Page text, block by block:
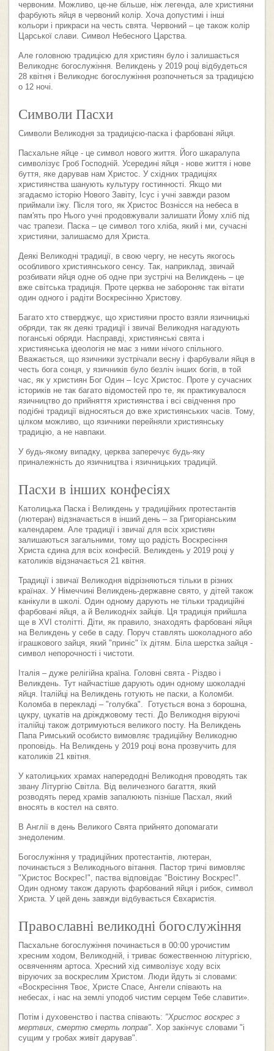
червоним. Можливо, це-не більше, ніж легенда, але християни
фарбують яйця в червоний колір. Хоча допустимі і інші
кольори і прикраси на честь свята. Червоний – це також колір
Царської слави. Символ Небесного Царства.
Але головною традицією для християн було і залишається
Великоднє богослужіння. Великдень у 2019 році відбудеться
28 квітня і Великоднє богослужіння розпочнеться за традицією
о 12 ночі.
Символи Пасхи
Символи Великодня за традицією-паска і фарбовані яйця.
Пасхальне яйце - це символ нового життя. Його шкаралупа
символізує Гроб Господній. Усередині яйця - нове життя і нове
буття, яке дарував нам Христос. У східних традиціях
християнства шанують культуру гостинності. Якщо ми
згадаємо історію Нового Завіту, Ісус і учні завжди разом
приймали їжу. Після того, як Христос Вознісся на небеса в
пам'ять про Нього учні продовжували залишати Йому хліб під
час трапези. Паска – це символ того хліба, який і ми, сучасні
християни, залишаємо для Христа.
Деякі Великодні традиції, в свою чергу, не несуть якогось
особливого християнського сенсу. Так, наприклад, звичай
розбивати яйця одне об одне при зустрічі на Великдень – це
вже світська традиція. Проте церква не забороняє так вітати
один одного і радіти Воскресінню Христову.
Багато хто стверджує, що християни просто взяли язичницькі
обряди, так як деякі традиції і звичаї Великодня нагадують
поганські обряди. Насправді, християнські свята і
християнська ідеологія не має з ними нічого спільного.
Вважається, що язичники зустрічали весну і фарбували яйця в
честь бога сонця, у язичників було безліч інших богів, в той
час, як у християн Бог Один – Ісус Христос. Проте у сучасних
істориків не так багато відомостей про те, як практикувалося
язичництво до прийняття християнства і всі свідчення про
подібні традиції відносяться до вже християнських часів. Тому,
цілком можливо, що язичники перейняли християнську
традицію, а не навпаки.
У будь-якому випадку, церква заперечує будь-яку
приналежність до язичництва і язичницьких традицій.
Пасхи в інших конфесіях
Католицька Паска і Великдень у традиційних протестантів
(лютеран) відзначається в інший день – за Григоріанським
календарем. Але традиції і звичаї для всіх християн
залишаються загальними, тому що радість Воскресіння
Христа єдина для всіх конфесій. Великдень у 2019 році у
католиків відзначається 21 квітня.
Традиції і звичаї Великодня відрізняються тільки в різних
країнах. У Німеччині Великдень-державне свято, у дітей також
канікули в школі. Один одному дарують не тільки традиційні
фарбовані яйця, а й Великодніх зайців. Ця традиція прийшла
ще в XVI столітті. Діти, як правило, знаходять фарбовані яйця
на Великдень у себе в саду. Поруч ставлять шоколадного або
іграшкового зайця, який "приніс" їх дітям. Біла шерстка зайця -
символ непорочності і чистоти.
Італія – дуже релігійна країна. Головні свята - Різдво і
Великдень. Тут найчастіше дарують один одному шоколадні
яйця. Італійці на Великдень готують не паски, а Коломби.
Коломба в перекладі – "голубка". Готується вона з борошна,
цукру, цукатів на дріжджовому тесті. До Великодня віруючі
італійці також дотримуються великого посту. На Великдень
Папа Римський особисто вимовляє традиційну Великодню
проповідь. На Великдень у 2019 році вона прозвучить для
католиків 21 квітня.
У католицьких храмах напередодні Великодня проводять так
звану Літургію Світла. Від величезного багаття, який
розводять перед храмів запалюють пізніше Пасхал, який
вносять в костел на свято.
В Англії в день Великого Свята прийнято допомагати
знедоленим.
Богослужіння у традиційних протестантів, лютеран,
починається з Великоднього вітання. Пастор тричі вимовляє
"Христос Воскрес!", паства відповідає "Воістину Воскрес!".
Один одному також дарують фарбований яйця і рибок, символ
Христа. У цей день завжди відбувається Євхаристія.
Православні великодні богослужіння
Пасхальне богослужіння починається в 00:00 урочистим
хресним ходом, Великодній, і триває божественною літургією,
освяченням артоса. Хресний хід символізує ходу всіх
віруючих за воскреслим Христом. Люди йдуть зі словами:
«Воскресіння Твоє, Христе Спасе, Ангели співають на
небесах, і нас на землі уподоб чистим серцем Тебе славити».
Потім і духовенство і паства співають: "Христос воскрес з
мертвих, смертю смерть поправ". Хор закінчує словами "і
сущим у гробах живіт дарував".